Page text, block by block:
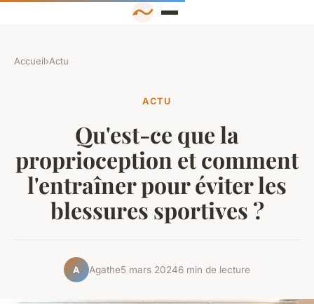
Accueil›Actu
ACTU
Qu'est-ce que la
proprioception et comment
l'entraîner pour éviter les
blessures sportives ?
A Agathe5 mars 20246 min de lecture